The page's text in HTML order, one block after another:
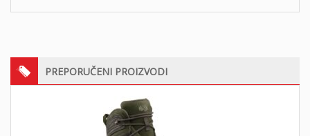
PREPORUČENI PROIZVODI